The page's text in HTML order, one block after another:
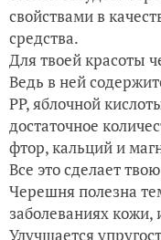
свойствами в
средства.
Для твоей красоты
Ведь в ней
PP, яблочной
достаточное
фтор, кальций и
Все это сделает
Черешня полезна
заболеваниях
Улучшается